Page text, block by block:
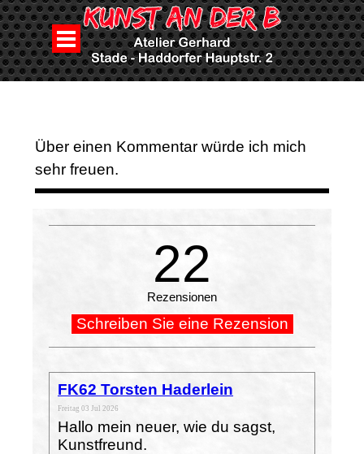
Direkt zum Seiteninhalt
Menü überspringen
Über einen Kommentar würde ich mich
sehr freuen.
22
Rezensionen
FK62 Torsten Haderlein
Freitag 03 Jul 2026
Hallo mein neuer, wie du sagst,
Kunstfreund.